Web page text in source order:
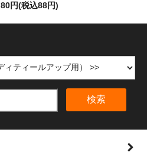
80円(税込88円)
検索